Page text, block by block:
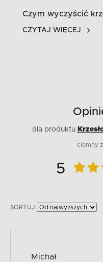
Czym wyczyścić
CZYTAJ WIĘCEJ
dla produktu
ciemny
5
SORTUJ:
Michał